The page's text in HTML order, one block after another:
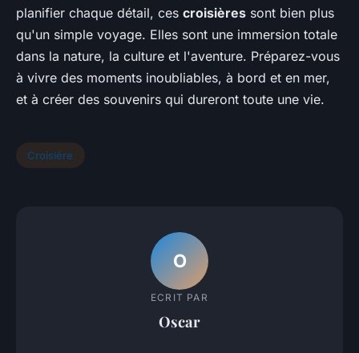
planifier chaque détail, ces croisières sont bien plus
qu'un simple voyage. Elles sont une immersion totale
dans la nature, la culture et l'aventure. Préparez-vous
à vivre des moments inoubliables, à bord et en mer,
et à créer des souvenirs qui dureront toute une vie.
Croisière
O
ECRIT PAR
Oscar